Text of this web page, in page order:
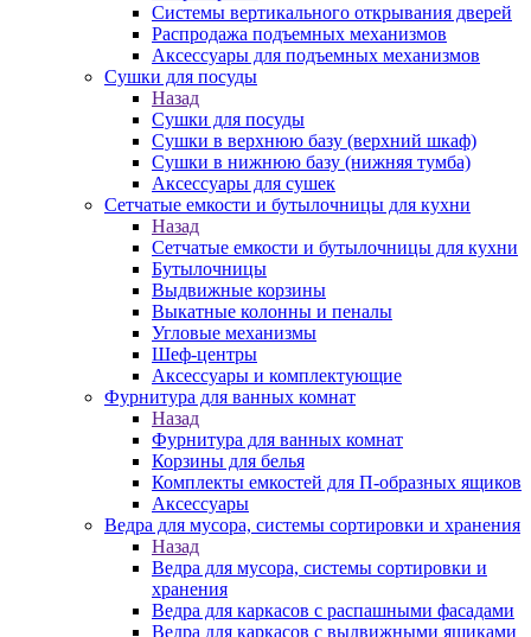
Системы вертикального открывания дверей
Распродажа подъемных механизмов
Аксессуары для подъемных механизмов
Сушки для посуды
Назад
Сушки для посуды
Сушки в верхнюю базу (верхний шкаф)
Сушки в нижнюю базу (нижняя тумба)
Аксессуары для сушек
Сетчатые емкости и бутылочницы для кухни
Назад
Сетчатые емкости и бутылочницы для кухни
Бутылочницы
Выдвижные корзины
Выкатные колонны и пеналы
Угловые механизмы
Шеф-центры
Аксессуары и комплектующие
Фурнитура для ванных комнат
Назад
Фурнитура для ванных комнат
Корзины для белья
Комплекты емкостей для П-образных ящиков
Аксессуары
Ведра для мусора, системы сортировки и хранения
Назад
Ведра для мусора, системы сортировки и
хранения
Ведра для каркасов с распашными фасадами
Ведра для каркасов с выдвижными ящиками